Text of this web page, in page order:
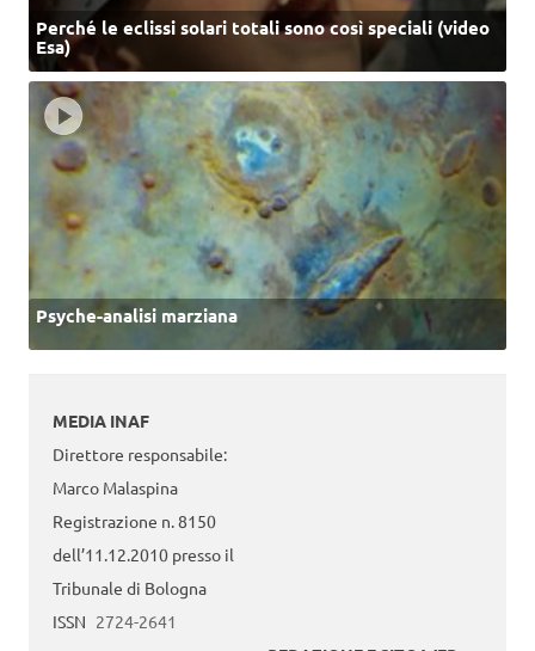
Perché le eclissi solari totali sono così speciali (video
Esa)
Psyche-analisi marziana
MEDIA INAF
Direttore responsabile:
Marco Malaspina
Registrazione n. 8150
dell’11.12.2010 presso il
Tribunale di Bologna
ISSN 2724-2641